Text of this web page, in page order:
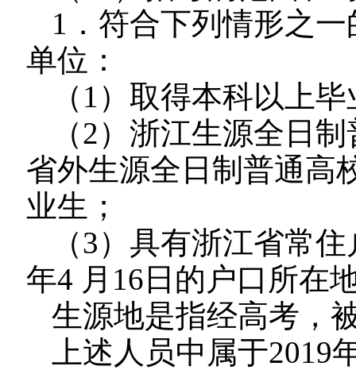
1．符合下列情形之
单位：
（1）取得本科以上
（2）浙江生源全日
省外生源全日制普通高
业生；
（3）具有浙江省常
年4 月16日的户口所在
生源地是指经高考，
上述人员中属于2019